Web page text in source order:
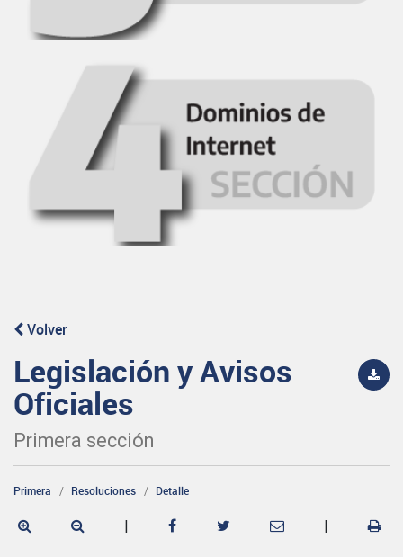
Volver
Legislación y Avisos
Oficiales
Primera sección
Primera Resoluciones Detalle
| |